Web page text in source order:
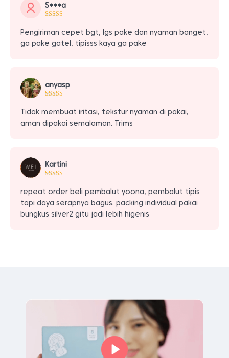
S***a
Pengiriman cepet bgt, lgs pake dan nyaman banget,
ga pake gatel, tipisss kaya ga pake
anyasp
Tidak membuat iritasi, tekstur nyaman di pakai,
aman dipakai semalaman. Trims
Kartini
repeat order beli pembalut yoona, pembalut tipis
tapi daya serapnya bagus. packing individual pakai
bungkus silver2 gitu jadi lebih higenis